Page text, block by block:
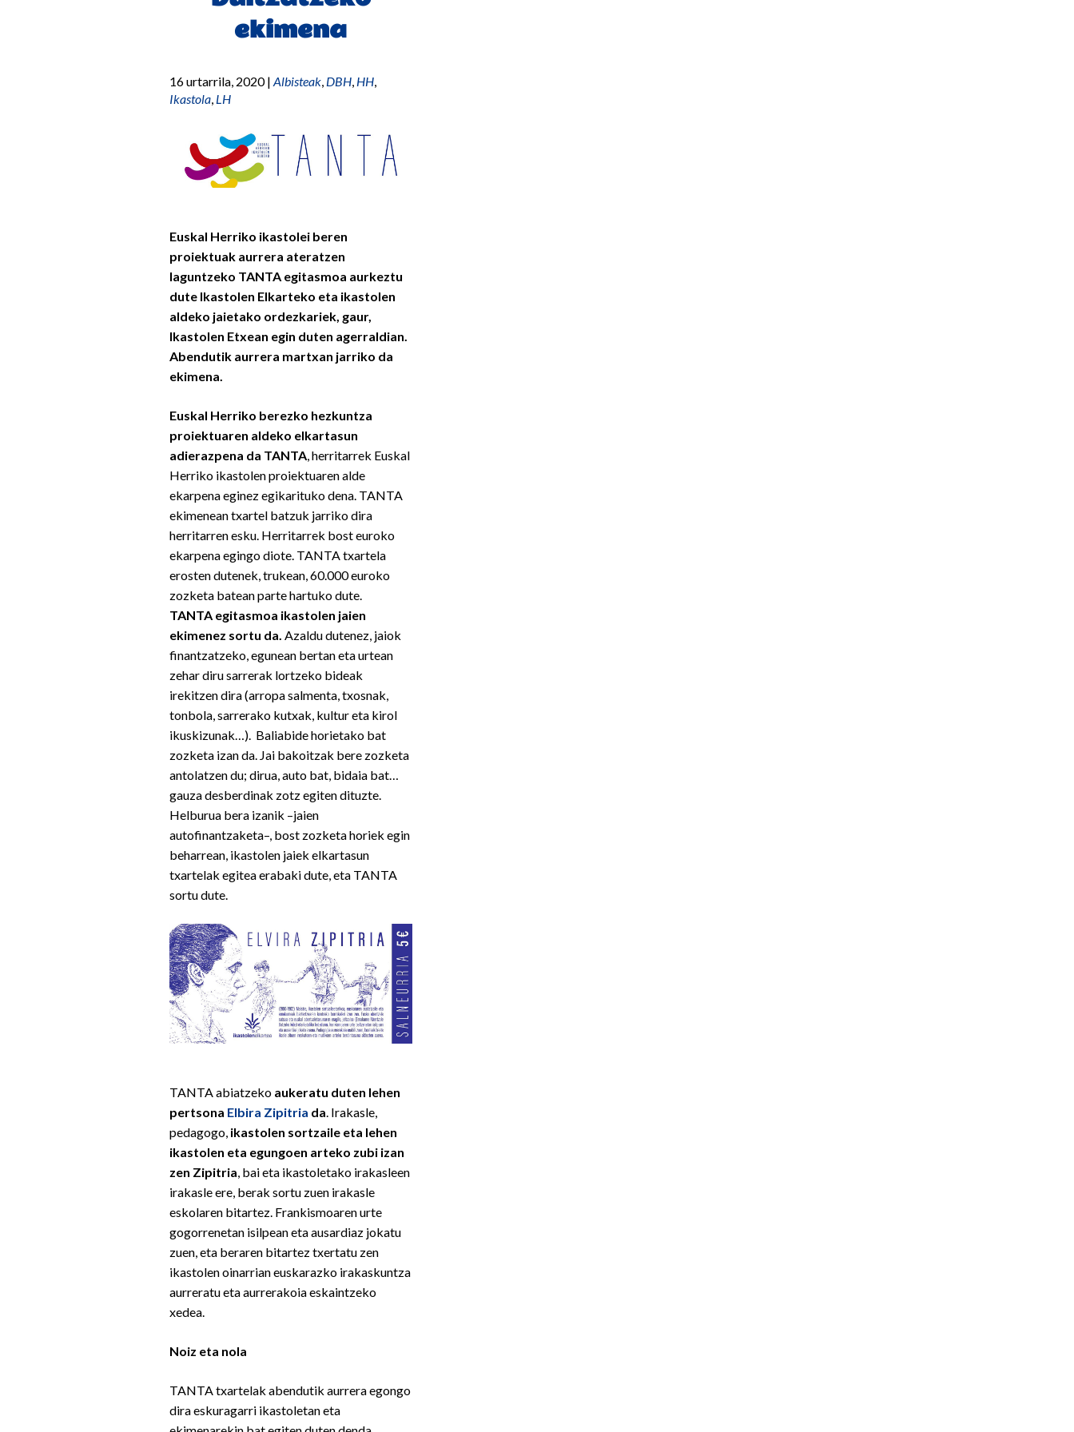
ekimena
16 urtarrila, 2020| Albisteak DBH HH
Ikastola LH
Euskal Herriko ikastolei beren
proiektuak aurrera ateratzen
laguntzeko TANTA egitasmoa aurkeztu
dute Ikastolen Elkarteko eta ikastolen
aldeko jaietako ordezkariek, gaur,
Ikastolen Etxean egin duten agerraldian.
Abendutik aurrera martxan jarriko da
ekimena.
Euskal Herriko berezko hezkuntza
proiektuaren aldeko elkartasun
adierazpena da TANTA , herritarrek Euskal
Herriko ikastolen proiektuaren alde
ekarpena eginez egikarituko dena. TANTA
ekimenean txartel batzuk jarriko dira
herritarren esku. Herritarrek bost euroko
ekarpena egingo diote. TANTA txartela
erosten dutenek, trukean, 60.000 euroko
zozketa batean parte hartuko dute.
TANTA egitasmoa ikastolen jaien
ekimenez sortu da. Azaldu dutenez, jaiok
finantzatzeko, egunean bertan eta urtean
zehar diru sarrerak lortzeko bideak
irekitzen dira (arropa salmenta, txosnak,
tonbola, sarrerako kutxak, kultur eta kirol
ikuskizunak…). Baliabide horietako bat
zozketa izan da. Jai bakoitzak bere zozketa
antolatzen du; dirua, auto bat, bidaia bat…
gauza desberdinak zotz egiten dituzte.
Helburua bera izanik ­–jaien
autofinantzaketa–, bost zozketa horiek egin
beharrean, ikastolen jaiek elkartasun
txartelak egitea erabaki dute, eta TANTA
sortu dute.
TANTA abiatzeko aukeratu duten lehen
pertsona Elbira Zipitria da. Irakasle,
pedagogo, ikastolen sortzaile eta lehen
ikastolen eta egungoen arteko zubi izan
zen Zipitria, bai eta ikastoletako irakasleen
irakasle ere, berak sortu zuen irakasle
eskolaren bitartez. Frankismoaren urte
gogorrenetan isilpean eta ausardiaz jokatu
zuen, eta beraren bitartez txertatu zen
ikastolen oinarrian euskarazko irakaskuntza
aurreratu eta aurrerakoia eskaintzeko
xedea.
Noiz eta nola
TANTA txartelak abendutik aurrera egongo
dira eskuragarri ikastoletan eta